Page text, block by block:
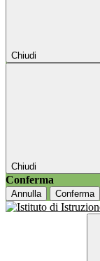
Chiudi
Chiudi
Conferma
Annulla Conferma